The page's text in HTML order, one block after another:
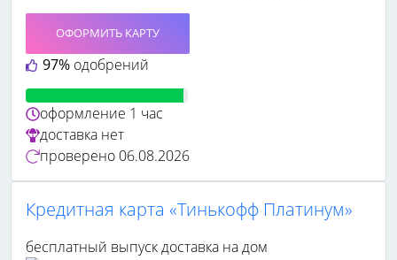
97% одобрений
ОФОРМИТЬ КАРТУ
оформление 1 час
доставка нет
проверено 06.08.2026
Кредитная карта «Тинькофф Платинум»
бесплатный выпускдоставка на дом